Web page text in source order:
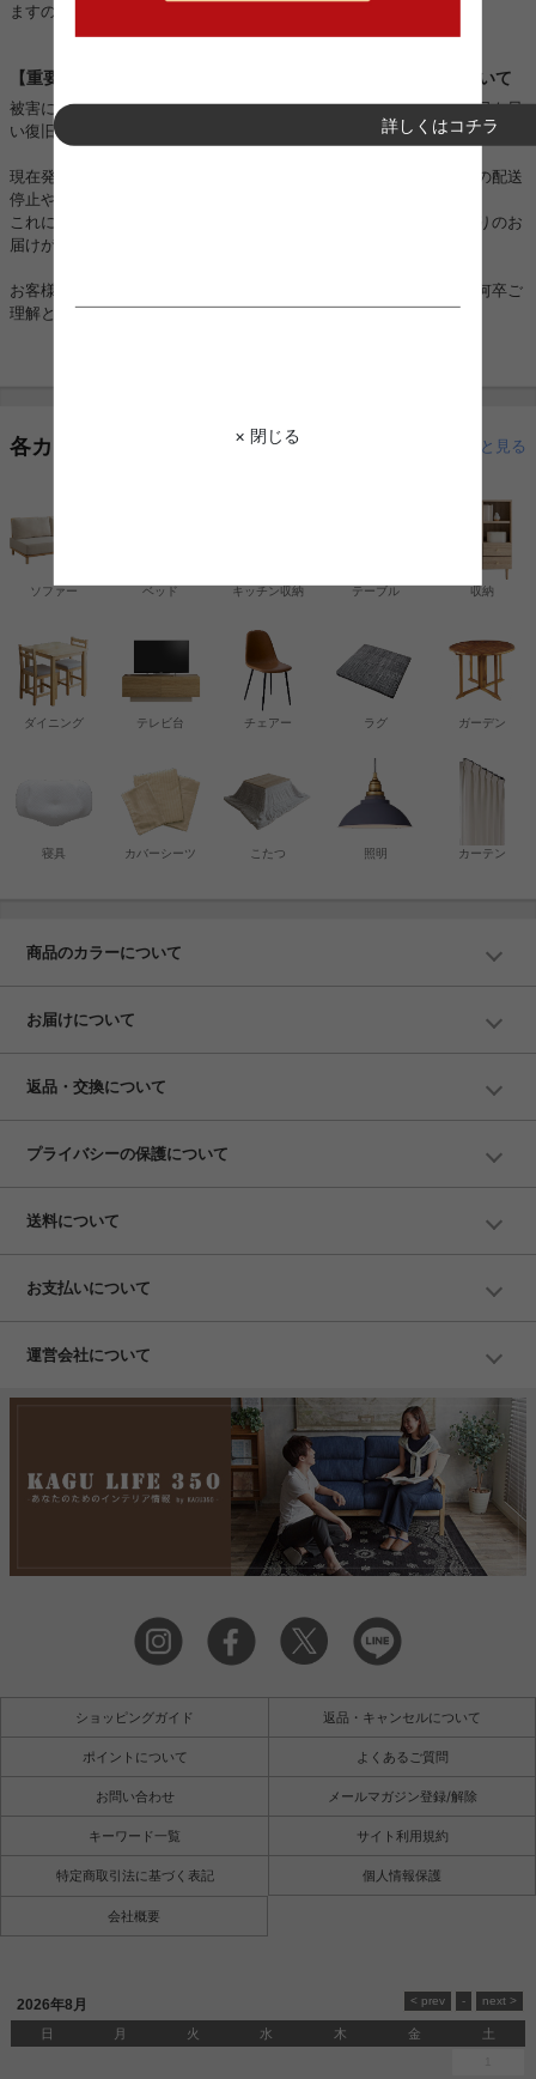
詳しくはコチラ
× 閉じる
ますので、何卒ご理解とご協力を賜りますようお願い申し上げます。
【重要】熊本地震に伴うお荷物のお届けとお盆期間の配送について
被害に遭われた皆様に、心よりお見舞い申し上げますとともに、一日も早
い復旧と、皆様の安全を心よりお祈り申し上げます。
現在発生しております地震の影響により、一部地域においてお荷物の配送
停止や大幅な遅延が生じております。
これに伴い、配達日時をご指定いただいている場合でも、ご希望通りのお
届けができない可能性がございます。
お客様にはご不便とご迷惑をおかけし大変申し訳ございませんが、何卒ご
理解とご協力を賜りますようお願い申し上げます。
各カテゴリーから探す もっと見る
ソファー ベッド 収納
キッチン収納
寝具 カバーシーツ
チェアー
テーブル
こたつ
テレビ台
ダイニング ラグ
カーテン
照明
ガーデン
商品のカラーについて
お届けについて
返品・交換について
プライバシーの保護について
送料について
お支払いについて
運営会社について
ショッピングガイド 返品・キャンセルについて
ポイントについて よくあるご質問
お問い合わせ メールマガジン登録/解除
キーワード一覧 サイト利用規約
特定商取引法に基づく表記 個人情報保護
会社概要
2026年8月
日 月 火 水 木 金 土